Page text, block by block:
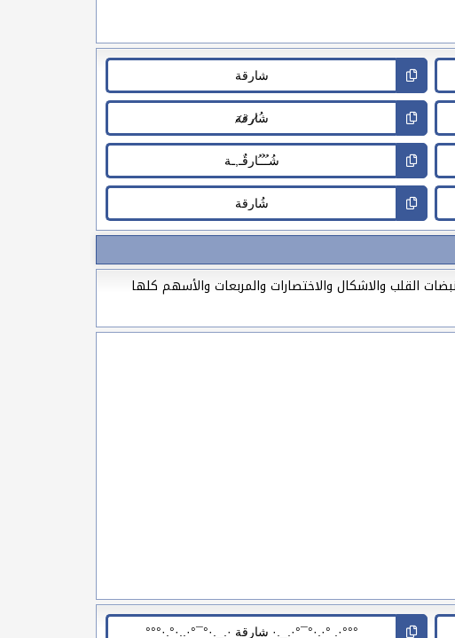
القلب والاشكال والاختصارات والمربعات والأسهم كلها